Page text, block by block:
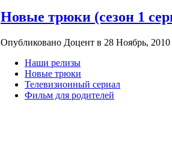
Новые трюки (сезон 1
Опубликовано Доцент в 28 Ноябрь, 2010
Наши релизы
Новые трюки
Телевизионный сериал
Фильм для родителей